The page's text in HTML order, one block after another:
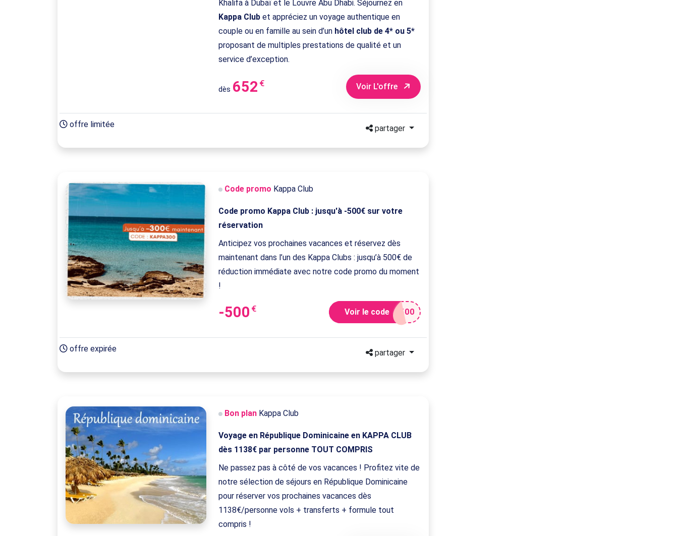
Khalifa à Dubaï et le Louvre Abu Dhabi. Séjournez en
Kappa Club et appréciez un voyage authentique en
couple ou en famille au sein d’un hôtel club de 4* ou 5*
proposant de multiples prestations de qualité et un
service d’exception.
dès 652 € Voir L'offre
offre limitée partager
Code promo Kappa Club
Code promo Kappa Club : jusqu'à -500€ sur votre
réservation
Anticipez vos prochaines vacances et réservez dès
maintenant dans l’un des Kappa Clubs : jusqu’à 500€ de
réduction immédiate avec notre code promo du moment
!
-500 € Voir le code 500
offre expirée partager
Bon plan Kappa Club
Voyage en République Dominicaine en KAPPA CLUB
dès 1138€ par personne TOUT COMPRIS
Ne passez pas à côté de vos vacances ! Profitez vite de
notre sélection de séjours en République Dominicaine
pour réserver vos prochaines vacances dès
1138€/personne vols + transferts + formule tout
compris !